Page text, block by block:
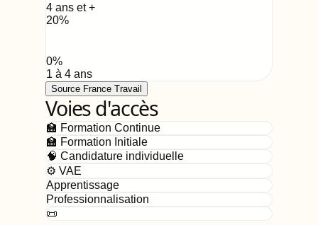
4 ans et +
20%
0%
1 à 4 ans
Source France Travail
Voies d'accès
🏫 Formation Continue
🏫 Formation Initiale
🧠 Candidature individuelle
⚙️ VAE
Apprentissage
Professionnalisation
📜